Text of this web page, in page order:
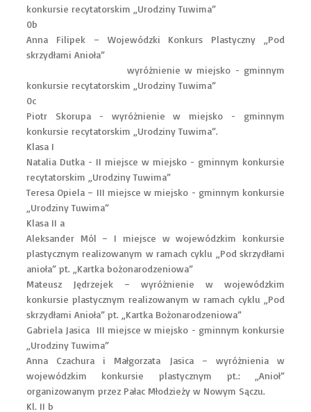
konkursie recytatorskim „Urodziny Tuwima”
0b
Anna Filipek – Wojewódzki Konkurs Plastyczny „Pod
skrzydłami Anioła”
wyróżnienie w miejsko - gminnym
konkursie recytatorskim „Urodziny Tuwima”
0c
Piotr Skorupa - wyróżnienie w miejsko - gminnym
konkursie recytatorskim „Urodziny Tuwima”.
Klasa I
Natalia Dutka - II miejsce w miejsko - gminnym konkursie
recytatorskim „Urodziny Tuwima”
Teresa Opiela – III miejsce w miejsko - gminnym konkursie
„Urodziny Tuwima”
Klasa II a
Aleksander Mól – I miejsce w wojewódzkim konkursie
plastycznym realizowanym w ramach cyklu „Pod skrzydłami
anioła” pt. „Kartka bożonarodzeniowa”
Mateusz Jędrzejek – wyróżnienie w wojewódzkim
konkursie plastycznym realizowanym w ramach cyklu „Pod
skrzydłami Anioła” pt. „Kartka Bożonarodzeniowa”
Gabriela Jasica III miejsce w miejsko - gminnym konkursie
„Urodziny Tuwima”
Anna Czachura i Małgorzata Jasica – wyróżnienia w
wojewódzkim konkursie plastycznym pt.: „Anioł”
organizowanym przez Pałac Młodzieży w Nowym Sączu.
Kl. II b